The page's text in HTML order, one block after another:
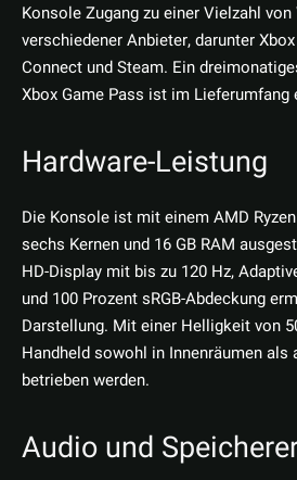
Konsole Zugang zu einer Vielzahl
verschiedener Anbieter, darunter
Connect und Steam. Ein
Xbox Game Pass ist im Lieferumfang
Hardware-Leistung
Die Konsole ist mit einem AMD
sechs Kernen und 16 GB RAM
HD-Display mit bis zu 120 Hz,
und 100 Prozent sRGB-Abdeckung
Darstellung. Mit einer Helligkeit von
Handheld sowohl in Innenräumen als
betrieben werden.
Audio und